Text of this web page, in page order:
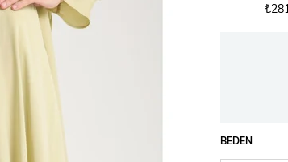
BEDEN